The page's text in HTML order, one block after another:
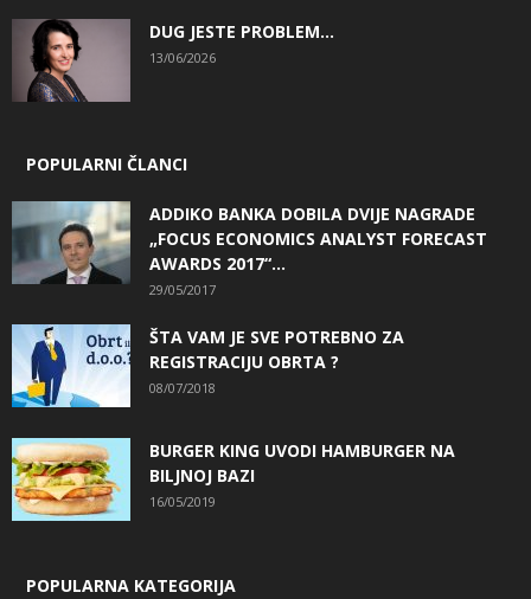
DUG JESTE PROBLEM…
13/06/2026
POPULARNI ČLANCI
ADDIKO BANKA DOBILA DVIJE NAGRADE
„FOCUS ECONOMICS ANALYST FORECAST
AWARDS 2017“...
29/05/2017
ŠTA VAM JE SVE POTREBNO ZA
REGISTRACIJU OBRTA ?
08/07/2018
BURGER KING UVODI HAMBURGER NA
BILJNOJ BAZI
16/05/2019
POPULARNA KATEGORIJA